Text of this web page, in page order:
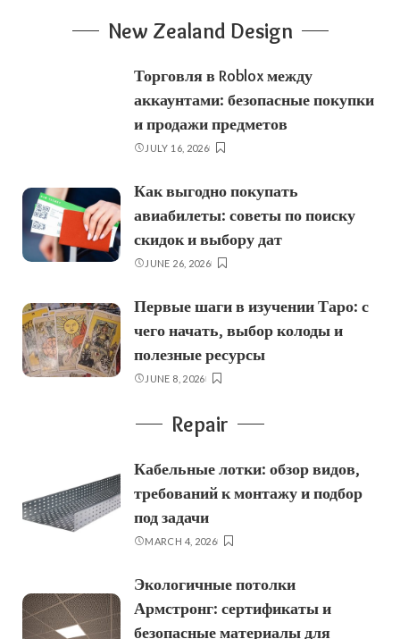
New Zealand Design
Торговля в Roblox между
аккаунтами: безопасные покупки
и продажи предметов
JULY 16, 2026
Как выгодно покупать
авиабилеты: советы по поиску
скидок и выбору дат
JUNE 26, 2026
Первые шаги в изучении Таро: с
чего начать, выбор колоды и
полезные ресурсы
JUNE 8, 2026
Repair
Кабельные лотки: обзор видов,
требований к монтажу и подбор
под задачи
MARCH 4, 2026
Экологичные потолки
Армстронг: сертификаты и
безопасные материалы для